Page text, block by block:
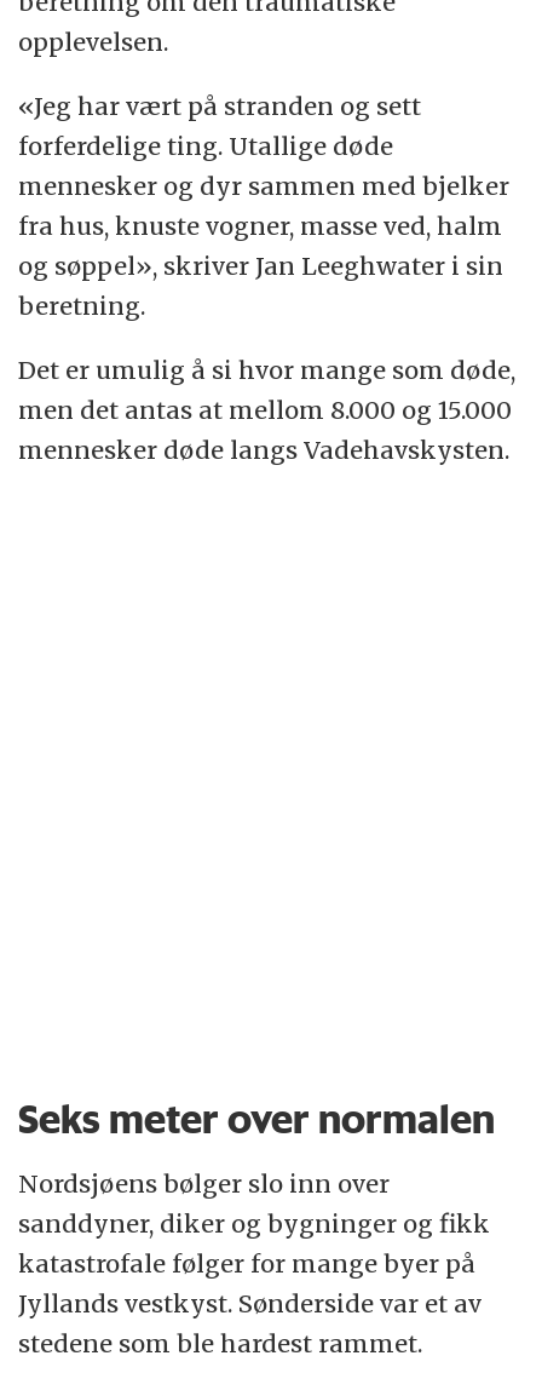
opplevelsen.
«Jeg har vært på stranden og sett
forferdelige ting. Utallige døde
mennesker og dyr sammen med bjelker
fra hus, knuste vogner, masse ved, halm
og søppel», skriver Jan Leeghwater i sin
beretning.
Det er umulig å si hvor mange som døde,
men det antas at mellom 8.000 og 15.000
mennesker døde langs Vadehavskysten.
Seks meter over normalen
Nordsjøens bølger slo inn over
sanddyner, diker og bygninger og fikk
katastrofale følger for mange byer på
Jyllands vestkyst. Sønderside var et av
stedene som ble hardest rammet.